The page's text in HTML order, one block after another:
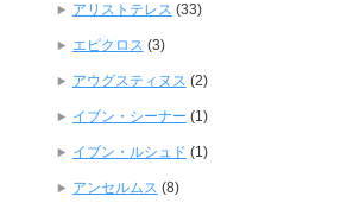
アリストテレス (33)
エピクロス (3)
アウグスティヌス (2)
イブン・シーナー (1)
イブン・ルシュド (1)
アンセルムス (8)